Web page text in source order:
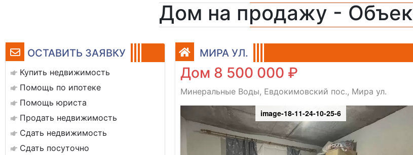
Дом на продажу -
ОСТАВИТЬ ЗАЯВКУ
Купить недвижимость
Помощь по ипотеке
Помощь юриста
Продать недвижимость
Сдать недвижимость
Сдать посуточно
МИРА УЛ.
Дом 8 500 000 ₽
Минеральные Воды, Евдокимовский пос., Мира ул.
image-18-11-24-10-25-6
image-18-11-24-10-25-20